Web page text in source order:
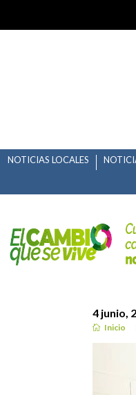
NOTICIAS LOCALES
 Inicio
4 junio,